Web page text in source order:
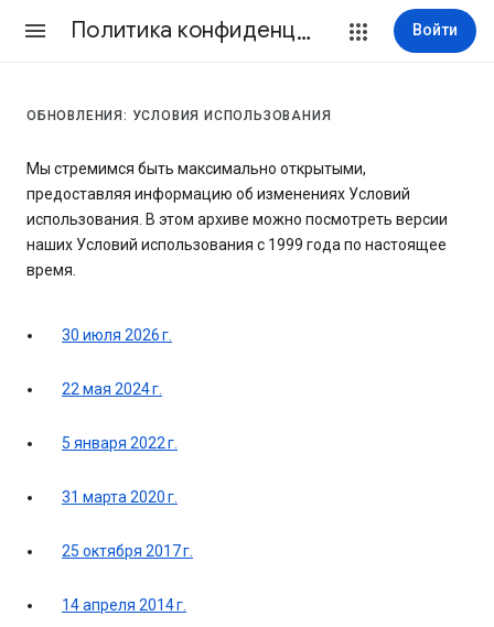
Политика конфиденциальности и Условия использования Войти
ОБНОВЛЕНИЯ: УСЛОВИЯ ИСПОЛЬЗОВАНИЯ
Мы стремимся быть максимально открытыми,
предоставляя информацию об изменениях Условий
использования. В этом архиве можно посмотреть версии
наших Условий использования с 1999 года по настоящее
время.
30 июля 2026 г.
22 мая 2024 г.
5 января 2022 г.
31 марта 2020 г.
25 октября 2017 г.
14 апреля 2014 г.